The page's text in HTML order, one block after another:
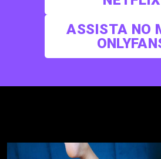
ASSISTA NO